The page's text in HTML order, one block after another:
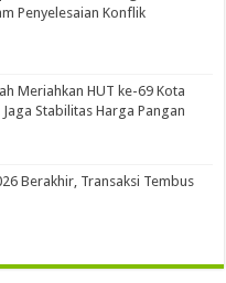
Penyelesaian Konflik
Meriahkan HUT ke-69 Kota
Stabilitas Harga Pangan
Berakhir, Transaksi Tembus